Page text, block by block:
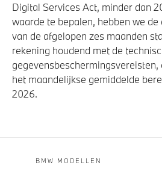
Digital Services Act, minder dan
waarde te bepalen, hebben we
van de afgelopen zes maanden
rekening houdend met de
gegevensbeschermingsvereisten,
het maandelijkse gemiddelde
2026.
BMW MODELLEN